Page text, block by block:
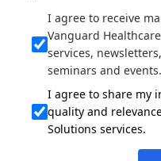
I agree to receive
Vanguard
services,
seminars and events.
I agree to share my
quality and
Solutions services.